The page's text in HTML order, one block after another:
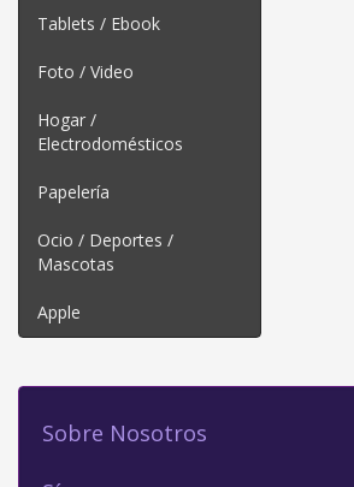
Tablets / Ebook
Foto / Video
Hogar /
Electrodomésticos
Papelería
Ocio / Deportes /
Mascotas
Apple
Sobre Nosotros